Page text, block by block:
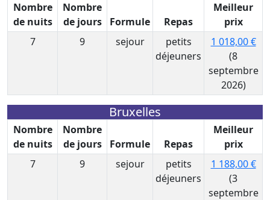
Nombre
de nuits
Nombre
de jours
Formule Repas
Meilleur
prix
7
9 sejour
petits
déjeuners
1 018,00 €
(8
septembre
2026)
Bruxelles
Nombre
de nuits
Nombre
de jours
Formule Repas
Meilleur
prix
7
9 sejour
petits
déjeuners
1 188,00 €
(3
septembre